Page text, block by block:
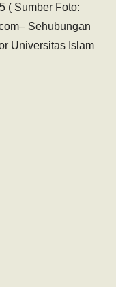
( Sumber Foto:
Sehubungan
Universitas Islam